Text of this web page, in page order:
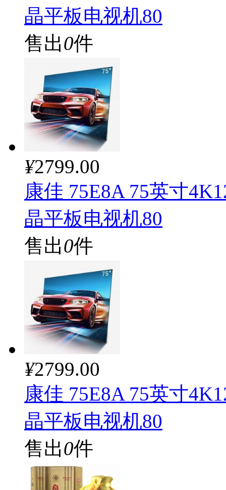
晶平板电视机80
售出0件
¥2799.00
康佳 75E8A 75英寸
晶平板电视机80
售出0件
¥2799.00
康佳 75E8A 75英寸
晶平板电视机80
售出0件